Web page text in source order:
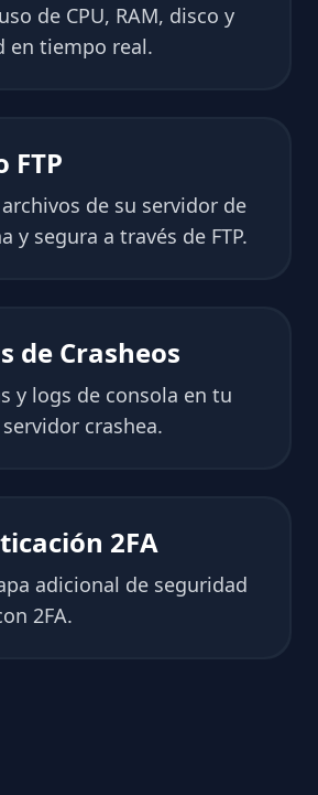
de CPU, RAM, disco y
en tiempo real.
FTP
de su servidor de
y segura a través de FTP.
de Crasheos
y logs de consola en tu
crashea.
2FA
adicional de seguridad
2FA.